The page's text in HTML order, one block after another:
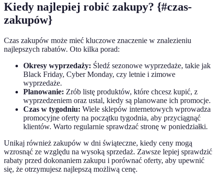
Kiedy najlepiej robić zakupy? {#czas-
zakupów}
Czas zakupów może mieć kluczowe znaczenie w znalezieniu
najlepszych rabatów. Oto kilka porad:
Okresy wyprzedaży: Śledź sezonowe wyprzedaże, takie jak
Black Friday, Cyber Monday, czy letnie i zimowe
wyprzedaże.
Planowanie: Zrób listę produktów, które chcesz kupić, z
wyprzedzeniem oraz ustal, kiedy są planowane ich promocje.
Czas w tygodniu: Wiele sklepów internetowych wprowadza
promocyjne oferty na początku tygodnia, aby przyciągnąć
klientów. Warto regularnie sprawdzać stronę w poniedziałki.
Unikaj również zakupów w dni świąteczne, kiedy ceny mogą
wzrosnąć ze względu na wysoką sprzedaż. Zawsze lepiej sprawdzić
rabaty przed dokonaniem zakupu i porównać oferty, aby upewnić
się, że otrzymujesz najlepszą możliwą cenę.